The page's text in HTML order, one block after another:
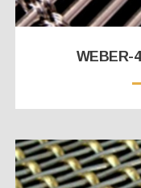
WEBER-